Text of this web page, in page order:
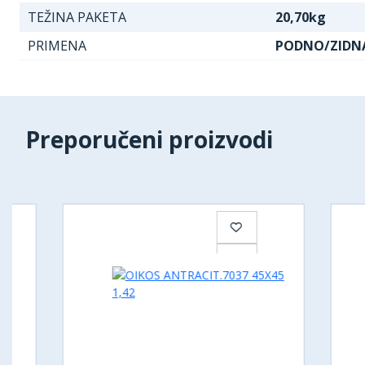
TEŽINA PAKETA
20,70kg
PRIMENA
PODNO/
Preporučeni proizvodi